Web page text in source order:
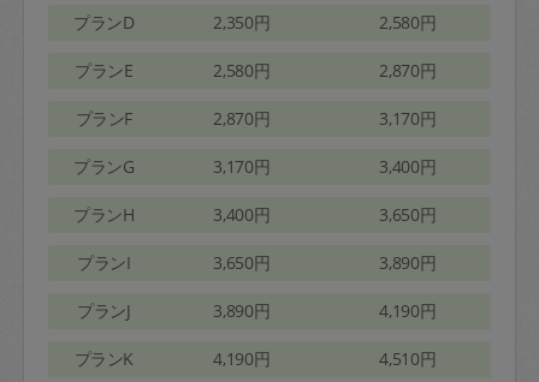
プランD 2,350円 2,580円
プランE 2,580円 2,870円
プランF 2,870円 3,170円
プランG 3,170円 3,400円
プランH 3,400円 3,650円
プランI 3,650円 3,890円
プランJ 3,890円 4,190円
プランK 4,190円 4,510円